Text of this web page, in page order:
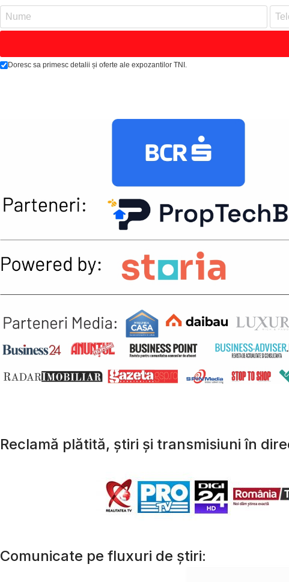
Doresc sa primesc detalii și oferte ale expozantilor TNI.
Reclamă plătită, știri și transmisiuni în
Comunicate pe fluxuri de știri: